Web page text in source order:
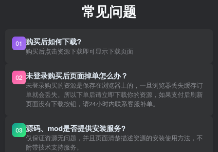
常见问题
01 购买后如何下载?
购买后点击资源下载即可显示下载页面
02 未登录购买后页面掉单怎么办？
未登录购买的资源是保存在浏览器上的，一旦浏览器丢失缓存订
单就会丢失。所以下单后请立即下载你的资源，如果支付后刷新
页面没有下载按钮，请24小时内联系客服补单。
03 源码、mod是否提供安装服务?
仅保证资源无问题，并且页面清楚描述资源的安装使用方法，不
附带技术支持服务。